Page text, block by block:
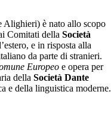
Alighieri) è nato allo scopo
Comitati dellaSocietà
e in risposta alla
da parte di stranieri.
Europeo e opera per
dellaSocietà Dante
e della linguistica moderne.